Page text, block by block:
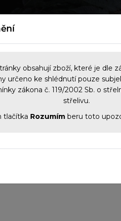
OPTIKA
Zápalník ZKK
obsahují zboží, které je dle
určeno ke shlédnutí pouze
zákona č. 119/2002 Sb. o
střelivu.
tlačítka Rozumím beru toto